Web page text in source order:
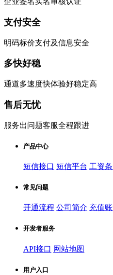
支付安全
明码标价支付及信息安全
多快好稳
通道多速度快体验好稳定高
售后无忧
服务出问题客服全程跟进
产品中心
短信接口 短信平台 工资
常见问题
开通流程 公司简介 充值
开发者服务
API接口 网站地图
用户入口